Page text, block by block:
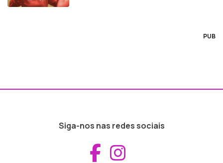
PUB
Siga-nos nas redes sociais
Aceder ao